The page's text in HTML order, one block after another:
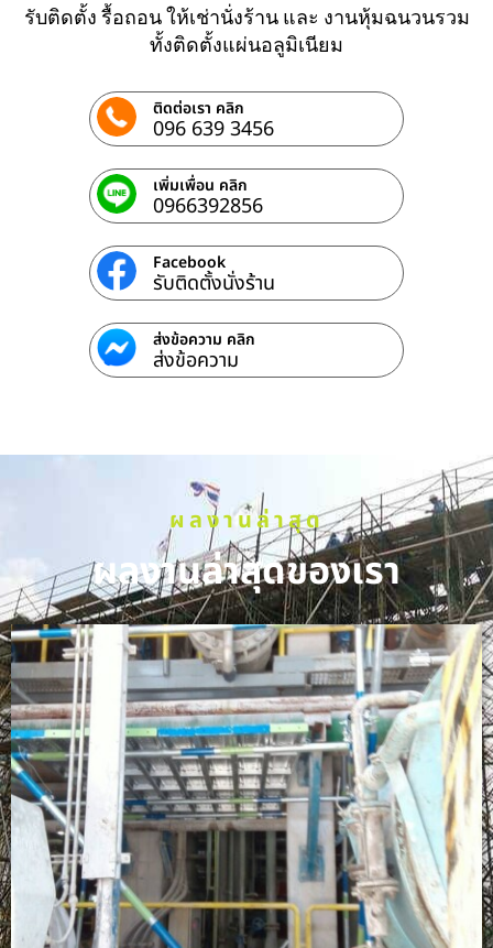
รับติดตั้ง รื้อถอน ให้เช่านั่งร้าน และ งานหุ้มฉนวนรวม
ทั้งติดตั้งแผ่นอลูมิเนียม
ติดต่อเรา คลิก
096 639 3456
เพิ่มเพื่อน คลิก
0966392856
Facebook
รับติดตั้งนั่งร้าน
ส่งข้อความ คลิก
ส่งข้อความ
ผลงานล่าสุด
ผลงานล่าสุดของเรา